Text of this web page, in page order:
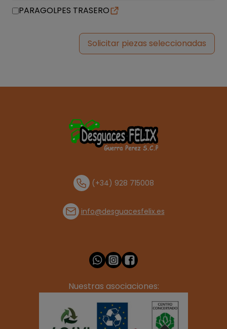
PARAGOLPES TRASERO
Solicitar piezas seleccionadas
(+34) 928 715008
info@desguacesfelix.es
Nuestras asociaciones: